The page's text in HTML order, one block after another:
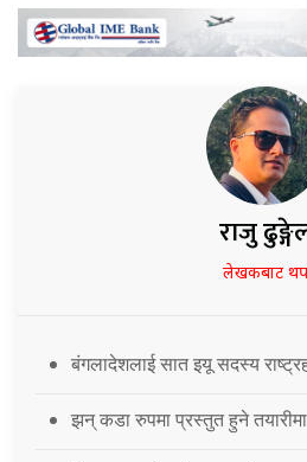
राजु
लेखकबाट थप
बंगलादेशलाई सात इयू सदस्य
झन् कडा रुपमा प्रस्तुत हुने